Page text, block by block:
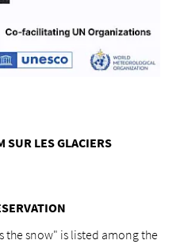
SUR LES GLACIERS
the snow" is listed among the